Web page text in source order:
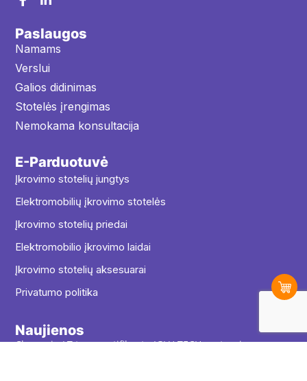
Paslaugos
Namams
Verslui
Galios didinimas
Stotelės įrengimas
Nemokama konsultacija
E-Parduotuvė
Įkrovimo stotelių jungtys
Elektromobilių įkrovimo stotelės
Įkrovimo stotelių priedai
Elektromobilio įkrovimo laidai
Įkrovimo stotelių aksesuarai
Privatumo politika
Naujienos
Charge in LT tapo sertifikuotu IGLU TECH partneriu